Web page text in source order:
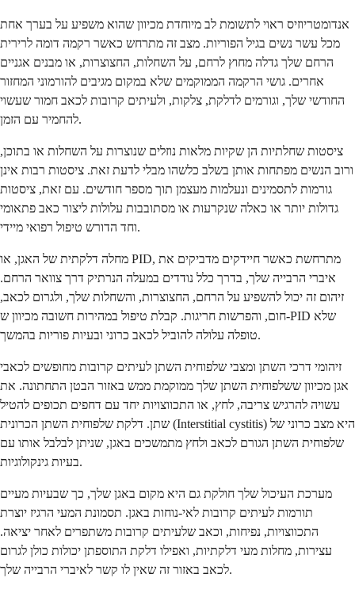
אנדומטריוזיס ראוי לתשומת לב מיוחדת מכיוון שהוא משפיע על בערך אחת
מכל עשר נשים בגיל הפוריות. מצב זה מתרחש כאשר רקמה דומה לרירית
הרחם שלך גדלה מחוץ לרחם, על השחלות, החצוצרות, או מבנים אגניים
אחרים. גושי הרקמה הממוקמים שלא במקום מגיבים להורמוני המחזור
החודשי שלך, וגורמים לדלקת, צלקות, ולעיתים קרובות לכאב חמור שעשוי
להחמיר עם הזמן.
ציסטות שחלתיות הן שקיות מלאות נוזלים שנוצרות על השחלות או בתוכן,
ורוב הנשים מפתחות אותן בשלב כלשהו מבלי לדעת זאת. ציסטות רבות אינן
גורמות לתסמינים ונעלמות מעצמן תוך מספר חודשים. עם זאת, ציסטות
גדולות יותר או כאלה שנקרעות או מסתובבות עלולות ליצור כאב פתאומי
וחד הדורש טיפול רפואי מיידי.
מחלה דלקתית של האגן, או PID, מתרחשת כאשר חיידקים מדביקים את
איברי הרבייה שלך, בדרך כלל נודדים במעלה הנרתיק דרך צוואר הרחם.
זיהום זה יכול להשפיע על הרחם, החצוצרות, והשחלות שלך, ולגרום לכאב,
חום, והפרשות חריגות. קבלת טיפול במהירות חשובה מכיוון ש-PID שלא
טופלה עלולה להוביל לכאב כרוני ובעיות פוריות בהמשך.
זיהומי דרכי השתן ומצבי שלפוחית השתן לעיתים קרובות מחופשים לכאבי
אגן מכיוון ששלפוחית השתן שלך ממוקמת ממש באזור הבטן התחתונה. את
עשויה להרגיש צריבה, לחץ, או התכווצויות יחד עם דחפים תכופים להטיל
שתן. דלקת שלפוחית השתן הכרונית (Interstitial cystitis) היא מצב כרוני של
שלפוחית השתן הגורם לכאב ולחץ מתמשכים באגן, שניתן לבלבל אותו עם
בעיות גינקולוגיות.
מערכת העיכול שלך חולקת גם היא מקום באגן שלך, כך שבעיות מעיים
תורמות לעיתים קרובות לאי-נוחות באגן. תסמונת המעי הרגיז יוצרת
התכווצויות, נפיחות, וכאב שלעיתים קרובות משתפרים לאחר יציאה.
עצירות, מחלות מעי דלקתיות, ואפילו דלקת התוספתן יכולות כולן לגרום
לכאב באזור זה שאין לו קשר לאיברי הרבייה שלך.